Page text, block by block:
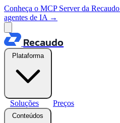
Conheça o MCP Server da
agentes de IA →
Recaudo
Plataforma
Soluções Preços
Conteúdos